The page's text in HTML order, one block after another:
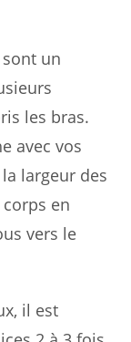
un
les bras.
avec vos
largeur des
en
vers le
il est